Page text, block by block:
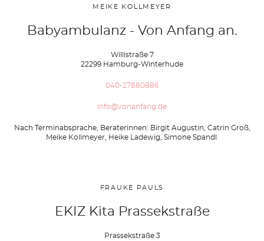
MEIKE KOLLMEYER
Babyambulanz - Von Anfang an.
Willistraße 7
22299 Hamburg-Winterhude
040-27880886
info@vonanfang.de
Nach Terminabsprache, Beraterinnen: Birgit Augustin, Catrin Groß,
Meike Kollmeyer, Heike Ladewig, Simone Spandl
FRAUKE PAULS
EKIZ Kita Prassekstraße
Prassekstraße 3